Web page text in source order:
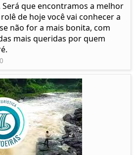
Será que encontramos a melhor
de hoje você vai conhecer a
não for a mais bonita, com
mais queridas por quem